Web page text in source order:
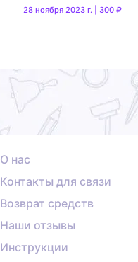
28 ноября 2023 г. | 300 ₽
О нас
Контакты для связи
Возврат средств
Наши отзывы
Инструкции